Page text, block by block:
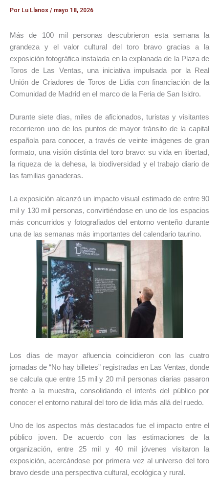
Por Lu Llanos / mayo 18, 2026
Más de 100 mil personas descubrieron esta semana la
grandeza y el valor cultural del toro bravo gracias a la
exposición fotográfica instalada en la explanada de la Plaza de
Toros de Las Ventas, una iniciativa impulsada por la Real
Unión de Criadores de Toros de Lidia con financiación de la
Comunidad de Madrid en el marco de la Feria de San Isidro.
Durante siete días, miles de aficionados, turistas y visitantes
recorrieron uno de los puntos de mayor tránsito de la capital
española para conocer, a través de veinte imágenes de gran
formato, una visión distinta del toro bravo: su vida en libertad,
la riqueza de la dehesa, la biodiversidad y el trabajo diario de
las familias ganaderas.
La exposición alcanzó un impacto visual estimado de entre 90
mil y 130 mil personas, convirtiéndose en uno de los espacios
más concurridos y fotografiados del entorno venteño durante
una de las semanas más importantes del calendario taurino.
Los días de mayor afluencia coincidieron con las cuatro
jornadas de “No hay billetes” registradas en Las Ventas, donde
se calcula que entre 15 mil y 20 mil personas diarias pasaron
frente a la muestra, consolidando el interés del público por
conocer el entorno natural del toro de lidia más allá del ruedo.
Uno de los aspectos más destacados fue el impacto entre el
público joven. De acuerdo con las estimaciones de la
organización, entre 25 mil y 40 mil jóvenes visitaron la
exposición, acercándose por primera vez al universo del toro
bravo desde una perspectiva cultural, ecológica y rural.